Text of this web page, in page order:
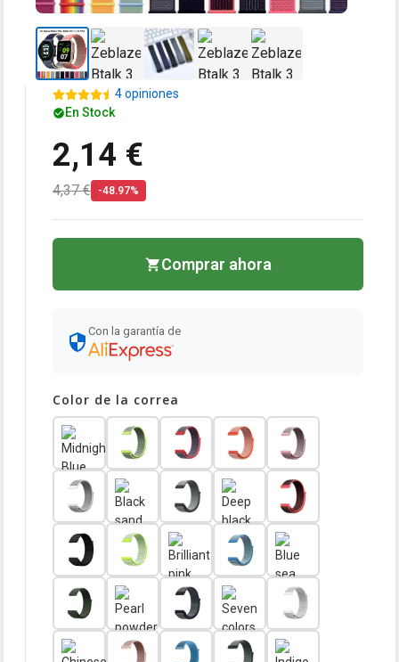
4 opiniones
En Stock
2,14 €
4,37 € -48.97%
Comprar ahora
Con la garantía de
Color de la correa